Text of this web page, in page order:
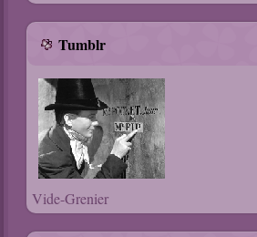
Tumblr
Vide-Grenier